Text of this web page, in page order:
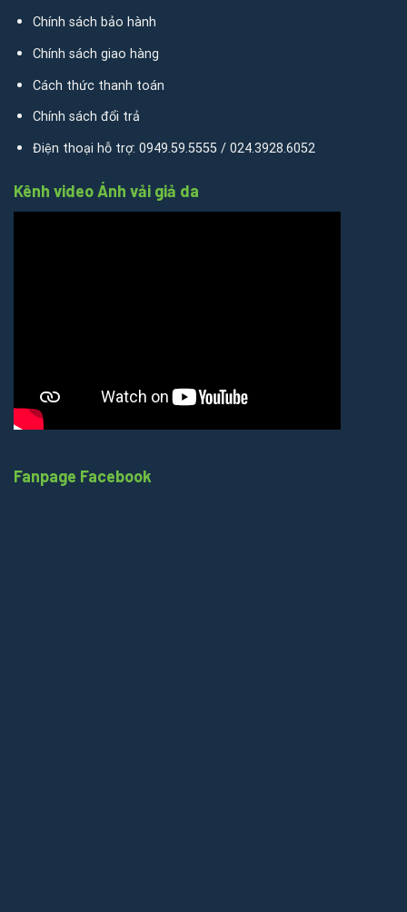
Chính sách bảo hành
Chính sách giao hàng
Cách thức thanh toán
Chính sách đổi trả
Điện thoại hỗ trợ: 0949.59.5555 / 024.3928.6052
Kênh video Ánh vải giả da
Fanpage Facebook